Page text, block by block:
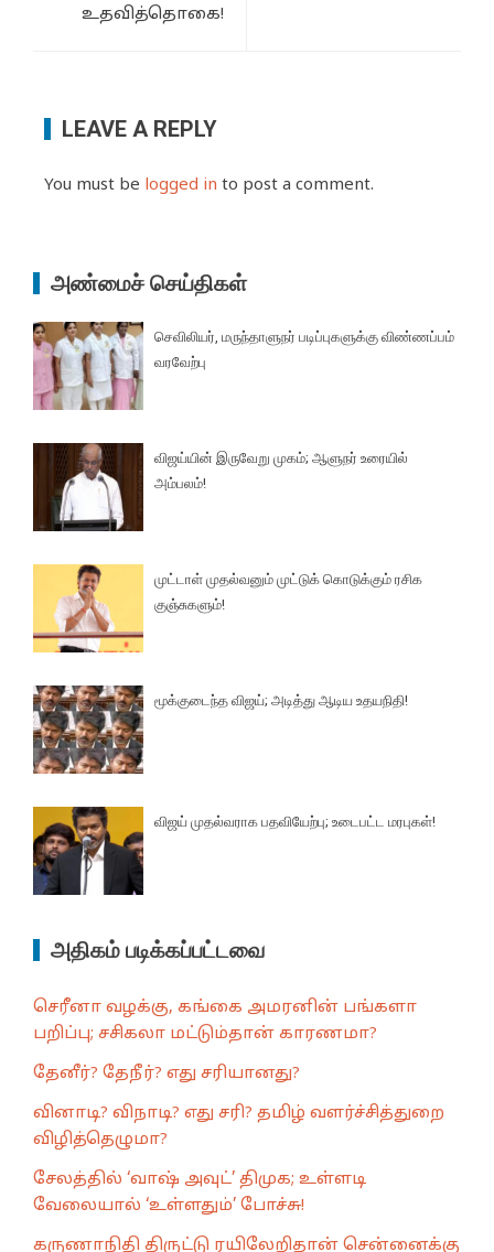
உதவித்தொகை!
LEAVE A REPLY
You must be logged in to post a comment.
அண்மைச் செய்திகள்
செவிலியர், மருந்தாளுநர் படிப்புகளுக்கு விண்ணப்பம்
வரவேற்பு
விஜய்யின் இருவேறு முகம்; ஆளுநர் உரையில்
அம்பலம்!
முட்டாள் முதல்வனும் முட்டுக் கொடுக்கும் ரசிக
குஞ்சுகளும்!
மூக்குடைந்த விஜய்; அடித்து ஆடிய உதயநிதி!
விஜய் முதல்வராக பதவியேற்பு; உடைபட்ட மரபுகள்!
அதிகம் படிக்கப்பட்டவை
செரீனா வழக்கு, கங்கை அமரனின் பங்களா
பறிப்பு; சசிகலா மட்டும்தான் காரணமா?
தேனீர்? தேநீர்? எது சரியானது?
வினாடி? விநாடி? எது சரி? தமிழ் வளர்ச்சித்துறை
விழித்தெழுமா?
சேலத்தில் ‘வாஷ் அவுட்’ திமுக; உள்ளடி
வேலையால் ‘உள்ளதும்’ போச்சு!
கருணாநிதி திருட்டு ரயிலேறிதான் சென்னைக்கு